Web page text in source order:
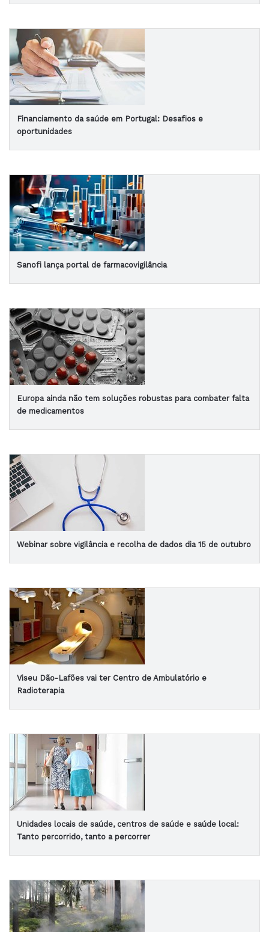
Financiamento da saúde em Portugal: Desafios e
oportunidades
Sanofi lança portal de farmacovigilância
Europa ainda não tem soluções robustas para combater falta
de medicamentos
Webinar sobre vigilância e recolha de dados dia 15 de outubro
Viseu Dão-Lafões vai ter Centro de Ambulatório e
Radioterapia
Unidades locais de saúde, centros de saúde e saúde local:
Tanto percorrido, tanto a percorrer